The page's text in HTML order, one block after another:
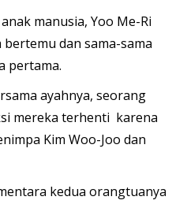
manusia, Yoo Me-Ri
dan sama-sama
pertama.
ayahnya, seorang
mereka terhenti karena
Kim Woo-Joo dan
kedua orangtuanya